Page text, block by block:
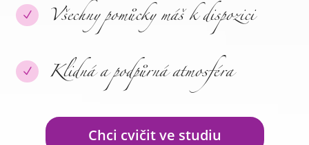
N Všechny pomůcky máš k dispozici
N Klidná a podpůrná atmosféra
Chci cvičit ve studiu